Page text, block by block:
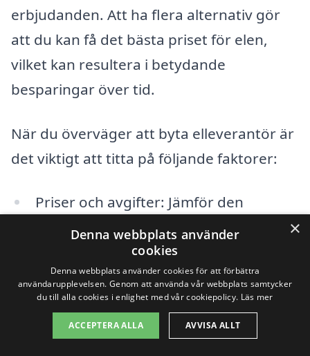
erbjudanden. Att ha flera alternativ gör
att du kan få det bästa priset för elen,
vilket kan resultera i betydande
besparingar över tid.
När du överväger att byta elleverantör är
det viktigt att titta på följande faktorer:
Priser och avgifter: Jämför den
månatliga kostnaden samt eventuella
dolda avgifter.
Avtalets längd: Vissa leverantörer
erbjuder kortare eller längre avtal,
vilket kan påverka din flexibilitet.
×
Denna webbplats använder
cookies
Denna webbplats använder cookies för att förbättra
användarupplevelsen. Genom att använda vår webbplats samtycker
du till alla cookies i enlighet med vår cookiepolicy. Läs mer
ACCEPTERA ALLA AVVISA ALLT